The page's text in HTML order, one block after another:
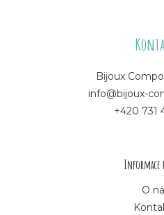
Bijoux
info@bijoux-
+420 731
Informace
O